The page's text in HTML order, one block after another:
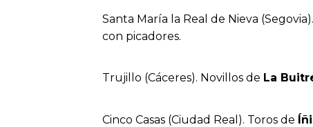
Santa María la Real de Nieva
con picadores.
Trujillo (Cáceres). Novillos de La
Cinco Casas (Ciudad Real). Toros de